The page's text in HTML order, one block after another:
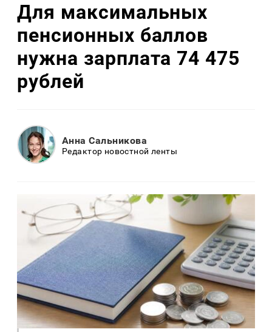
Для максимальных
пенсионных баллов
нужна зарплата 74 475
рублей
Анна Сальникова
Редактор новостной ленты